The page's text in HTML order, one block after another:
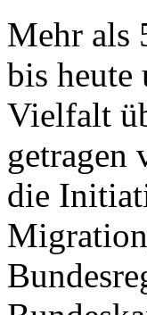
Mehr als
bis heute
Vielfalt
getragen
die